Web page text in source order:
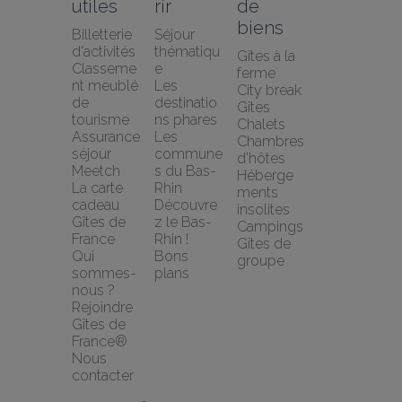
utiles
Billetterie
d'activités
Classeme
nt meublé
de
tourisme
Assurance
séjour
Meetch
La carte
cadeau
Gîtes de
France
Qui
sommes-
nous ?
Rejoindre
Gîtes de
France®
Nous
contacter
rir
Séjour
thématiqu
e
Les
destinatio
ns phares
Les
commune
s du Bas-
Rhin
Découvre
z le Bas-
Rhin !
Bons
plans
de
biens
Gîtes à la
ferme
City break
Gîtes
Chalets
Chambres
d'hôtes
Héberge
ments
insolites
Campings
Gîtes de
groupe